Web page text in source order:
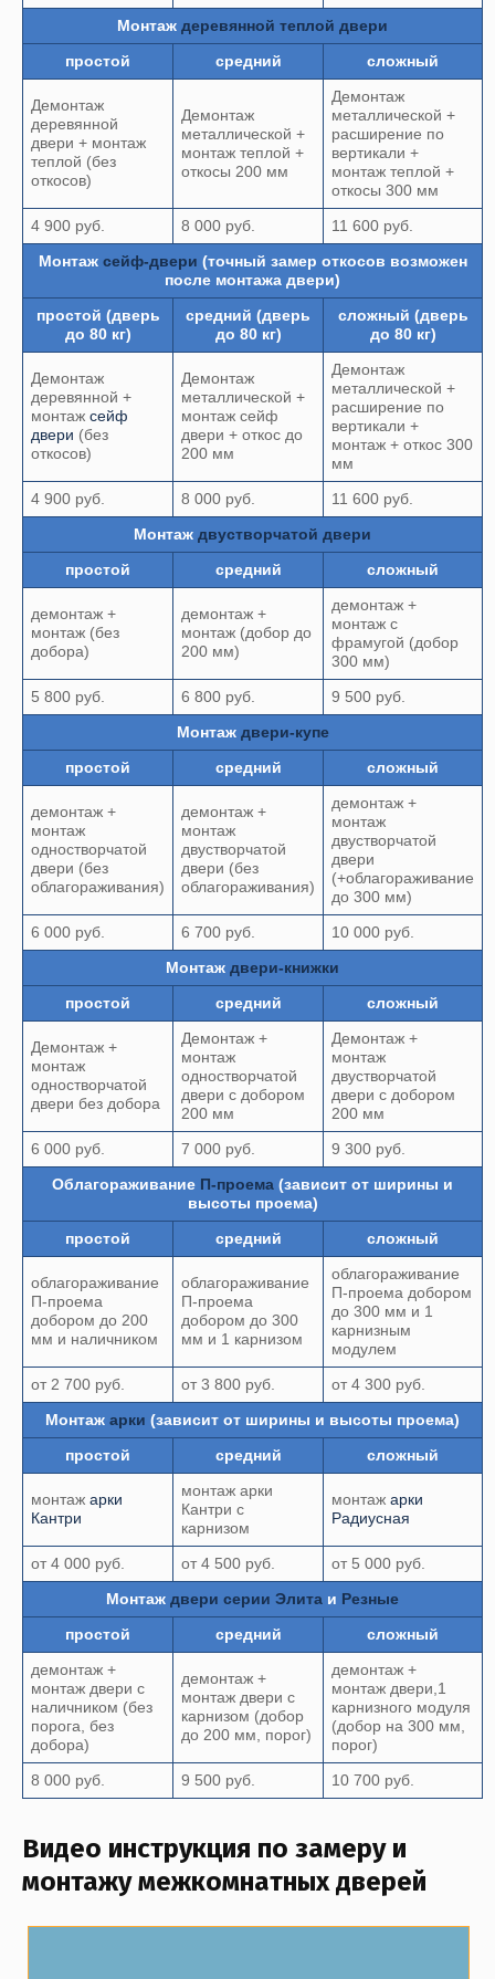
Монтаж деревянной теплой двери
простой
средний сложный
Демонтаж
деревянной
двери + монтаж
теплой (без
откосов)
Демонтаж
металлической +
монтаж теплой +
откосы 200 мм
Демонтаж
металлической +
расширение по
вертикали +
монтаж теплой +
откосы 300 мм
4 900 руб.
8 000 руб.
11 600 руб.
Монтаж сейф-двери (точный замер откосов возможен
после монтажа двери)
простой (дверь
до 80 кг)
средний (дверь
до 80 кг)
сложный (дверь
до 80 кг)
Демонтаж
деревянной +
монтаж сейф
двери (без
откосов)
Демонтаж
металлической +
монтаж сейф
двери + откос до
200 мм
Демонтаж
металлической +
расширение по
вертикали +
монтаж + откос 300
мм
4 900 руб.
8 000 руб.
11 600 руб.
Монтаж двустворчатой двери
простой
средний сложный
демонтаж +
монтаж (без
добора)
демонтаж +
монтаж (добор до
200 мм)
демонтаж +
монтаж с
фрамугой (добор
300 мм)
5 800 руб.
6 800 руб.
9 500 руб.
Монтаж двери-купе
простой
средний сложный
демонтаж +
монтаж
одностворчатой
двери (без
облагораживания)
демонтаж +
монтаж
двустворчатой
двери (без
облагораживания)
демонтаж +
монтаж
двустворчатой
двери
(+облагораживание
до 300 мм)
6 000 руб.
6 700 руб.
10 000 руб.
Монтаж двери-книжки
простой
средний сложный
Демонтаж +
монтаж
одностворчатой
двери без добора
Демонтаж +
монтаж
одностворчатой
двери с добором
200 мм
Демонтаж +
монтаж
двустворчатой
двери с добором
200 мм
6 000 руб.
7 000 руб.
9 300 руб.
Облагораживание П-проема (зависит от ширины и
высоты проема)
простой
средний сложный
облагораживание
П-проема
добором до 200
мм и наличником
облагораживание
П-проема
добором до 300
мм и 1 карнизом
облагораживание
П-проема добором
до 300 мм и 1
карнизным
модулем
от 2 700 руб.
от 3 800 руб.
от 4 300 руб.
Монтаж арки (зависит от ширины и высоты проема)
простой
средний сложный
монтаж арки
Кантри
монтаж арки
Кантри с
карнизом
монтаж арки
Радиусная
от 4 000 руб. от 4 500 руб.
от 5 000 руб.
Монтаж двери серии Элита и Резные
простой
средний
сложный
демонтаж +
монтаж двери с
наличником (без
порога, без
добора)
демонтаж +
монтаж двери с
карнизом (добор
до 200 мм, порог)
демонтаж +
монтаж двери,1
карнизного модуля
(добор на 300 мм,
порог)
8 000 руб.
9 500 руб. 10 700 руб.
Видео инструкция по замеру и
монтажу межкомнатных дверей